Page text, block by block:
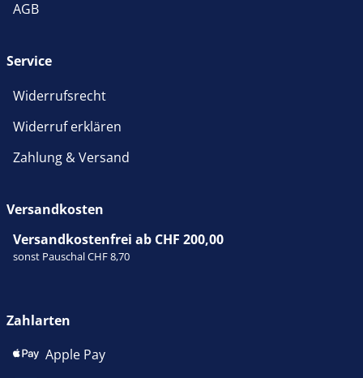
AGB
Service
Widerrufsrecht
Widerruf erklären
Zahlung & Versand
Versandkosten
Versandkostenfrei ab CHF 200,00
sonst Pauschal CHF 8,70
Zahlarten
Apple Pay